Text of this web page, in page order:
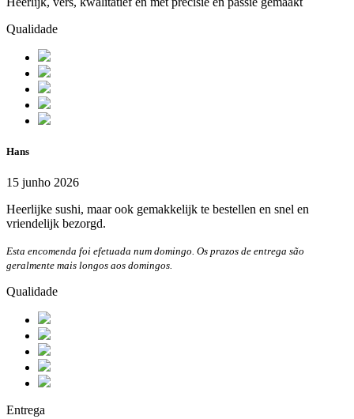
Qualidade
Hans
15 junho 2026
Heerlijke sushi, maar ook gemakkelijk te bestellen en snel en
vriendelijk bezorgd.
Esta encomenda foi efetuada num domingo. Os prazos de entrega são
geralmente mais longos aos domingos.
Qualidade
Entrega